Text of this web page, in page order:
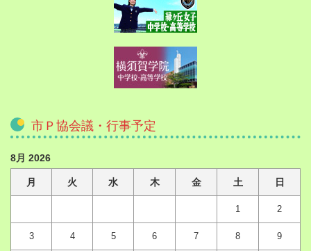
市Ｐ協会議・行事予定
8月 2026
月 火 水 木 金 土 日
1 2
3 4 5 6 7 8 9